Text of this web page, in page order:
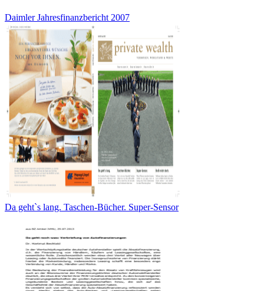
Daimler Jahresfinanzbericht 2007
Da geht`s lang. Taschen-Bücher. Super-Sensor